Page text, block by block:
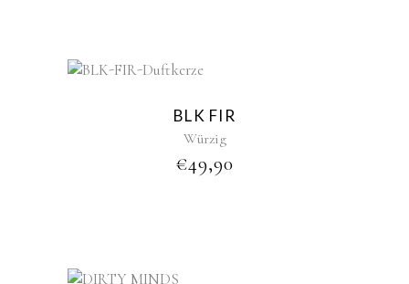
BLK FIR
Würzig
€49,90